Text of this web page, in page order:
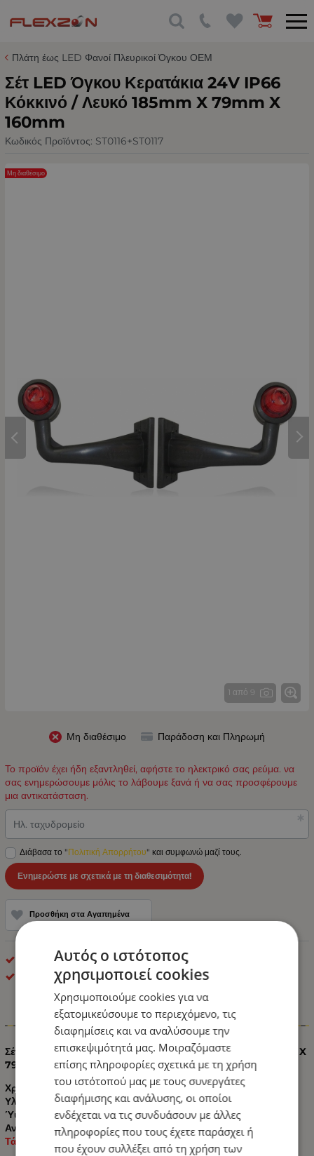
Πλάτη έως LED Φανοί Πλευρικοί Όγκου ΟΕΜ
Σέτ LED Όγκου Κερατάκια 24V IP66
Κόκκινό / Λευκό 185mm X 79mm X
160mm
Κωδικός Προϊόντος: ST0116+ST0117
1 από 9
Μη διαθέσιμο
Μη διαθέσιμο Παράδοση και Πληρωμή
Το προϊόν έχει ήδη εξαντληθεί, αφήστε το ηλεκτρικό σας ρεύμα. να
σας ενημερώσουμε μόλις το λάβουμε ξανά ή να σας προσφέρουμε
μια αντικατάσταση.
Ηλ. ταχυδρομείο
Διάβασα το "Πολιτική Απορρήτου" και συμφωνώ μαζί τους.
Ενημερώστε με σχετικά με τη διαθεσιμότητα!
Προσθήκη στα Αγαπημένα
LED Φανοί Πλευρικοί Όγκου
Πληροφορίες
Σέτ LED Όγκου Κερατάκια 24V IP66 Κόκκινό / Λευκό 185mm X
79mm X 160mm
Χρώματα Led: Κόκκινο, Λευκό
Υλικό: Καουτσούκ βαρέως τύπου
Ύψος: 185 mm (7,28")
Αντικραδασμικό, Αδιάβροχο
Τάση λειτουργίας: 24V
Αυτός ο ιστότοπος
χρησιμοποιεί cookies
Χρησιμοποιούμε cookies για να
εξατομικεύσουμε το περιεχόμενο, τις
διαφημίσεις και να αναλύσουμε την
επισκεψιμότητά μας. Μοιραζόμαστε
επίσης πληροφορίες σχετικά με τη χρήση
του ιστότοπού μας με τους συνεργάτες
διαφήμισης και ανάλυσης, οι οποίοι
ενδέχεται να τις συνδυάσουν με άλλες
πληροφορίες που τους έχετε παράσχει ή
που έχουν συλλέξει από τη χρήση των